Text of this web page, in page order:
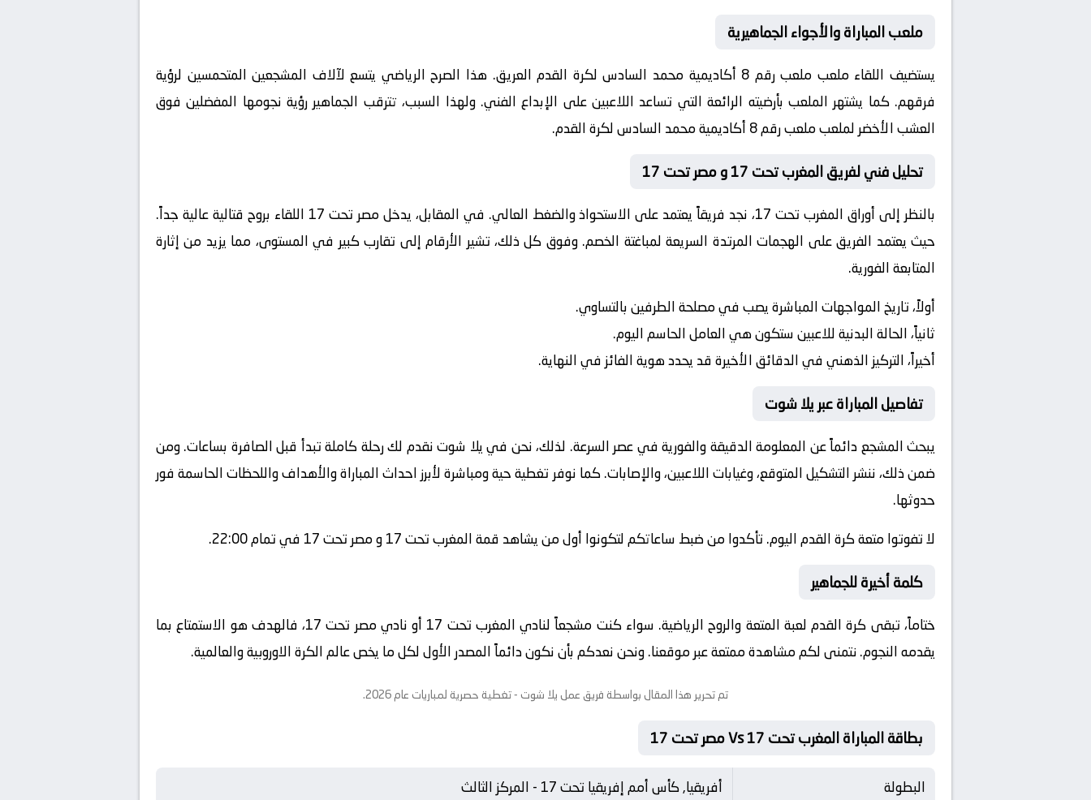
ملعب المباراة والأجواء الجماهيرية
يستضيف اللقاء ملعب ملعب رقم 8 أكاديمية محمد السادس لكرة القدم
العريق. هذا الصرح الرياضي يتسع لآلاف المشجعين المتحمسين لرؤية
فرقهم. كما يشتهر الملعب بأرضيته الرائعة التي تساعد اللاعبين على الإبداع الفني. ولهذا السبب، تترقب الجماهير رؤية نجومها المفضلين فوق
العشب الأخضر لملعب ملعب رقم 8 أكاديمية محمد السادس لكرة القدم.
تحليل فني لفريق المغرب تحت 17 و مصر تحت 17
بالنظر إلى أوراق المغرب تحت 17 ، نجد فريقاً يعتمد على الاستحواذ والضغط العالي. في المقابل، يدخل مصر تحت 17
اللقاء بروح قتالية عالية جداً.
حيث يعتمد الفريق على الهجمات المرتدة السريعة لمباغتة الخصم. وفوق كل ذلك، تشير الأرقام إلى تقارب كبير في المستوى، مما يزيد من إثارة
المتابعة الفورية.
أولاً، تاريخ المواجهات المباشرة يصب في مصلحة الطرفين بالتساوي.
ثانياً، الحالة البدنية للاعبين ستكون هي العامل الحاسم اليوم.
أخيراً، التركيز الذهني في الدقائق الأخيرة قد يحدد هوية الفائز في النهاية.
تفاصيل المباراة عبر يلا شوت
يبحث المشجع دائماً عن المعلومة الدقيقة والفورية في عصر السرعة. لذلك، نحن في يلا شوت نقدم لك رحلة كاملة تبدأ قبل الصافرة بساعات. ومن
ضمن ذلك، ننشر التشكيل المتوقع، وغيابات اللاعبين، والإصابات. كما نوفر تغطية حية ومباشرة لأبرز احداث المباراة والأهداف واللحظات الحاسمة فور
حدوثها.
لا تفوتوا متعة كرة القدم اليوم. تأكدوا من ضبط ساعاتكم لتكونوا أول من يشاهد قمة المغرب تحت 17 و مصر تحت 17 في تمام 22:00.
كلمة أخيرة للجماهير
ختاماً، تبقى كرة القدم لعبة المتعة والروح الرياضية. سواء كنت مشجعاً لنادي المغرب تحت 17 أو نادي مصر تحت 17، فالهدف هو الاستمتاع بما
يقدمه النجوم. نتمنى لكم مشاهدة ممتعة عبر موقعنا. ونحن نعدكم بأن نكون دائماً المصدر الأول لكل ما يخص عالم الكرة الاوروبية والعالمية.
تم تحرير هذا المقال بواسطة فريق عمل يلا شوت - تغطية حصرية لمباريات عام 2026.
بطاقة المباراة المغرب تحت 17 Vs مصر تحت 17
البطولة أفريقيا, كأس أمم إفريقيا تحت 17 - المركز الثالث